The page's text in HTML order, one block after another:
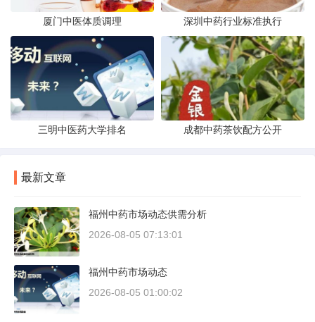
厦门中医体质调理 深圳中药行业标准执行
三明中医药大学排名 成都中药茶饮配方公开
最新文章
福州中药市场动态供需分析
2026-08-05 07:13:01
福州中药市场动态
2026-08-05 01:00:02